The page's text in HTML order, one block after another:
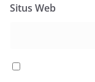
Situs Web